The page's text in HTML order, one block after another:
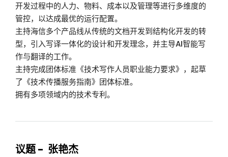
开发过程中的人力、物料、成本以及管理等进行多维度的
管控，以达成最优的运行配置。
主持海信多个产品线从传统的文档开发到结构化开发的转
型，引入写译一体化的设计和开发理念，并主导AI智能写
作与翻译的工作。
主持完成团体标准《技术写作人员职业能力要求》，起草
了《技术传播服务指南》团体标准。
拥有多项领域内的技术专利。
议题 - 张艳杰